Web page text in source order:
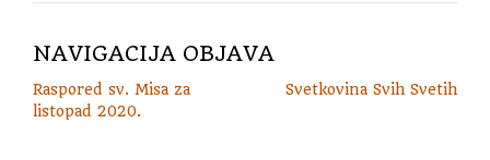
NAVIGACIJA OBJAVA
Raspored sv. Misa za
listopad 2020.
Svetkovina Svih Svetih